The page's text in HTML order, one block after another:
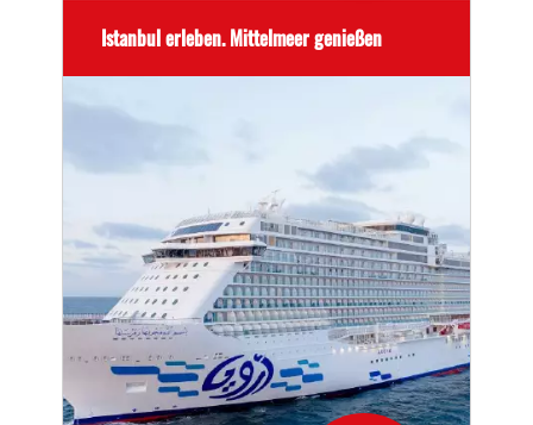
Istanbul erleben. Mittelmeer genießen